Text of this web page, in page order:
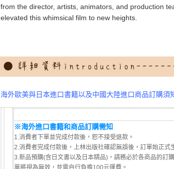
from the director, artists, animators, and production
elevated this whimsical film to new heights.
海外歐美與日本進口書籍以及中國大陸進口商品訂購須
※海外進口書籍和商品訂購需知
1.消費者下單並完成付款後，恕不接受退款。
2.消費者完成付款後，上林出版社確認無誤後，訂單始正式
3.新品預購(含日文書以及日本精品)，請務必於各商品的訂
單將視為無效，並需自行負擔100元運費。